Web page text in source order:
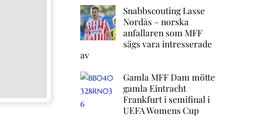
Snabbscouting Lasse
Nordås – norska
anfallaren som MFF
sägs vara intresserade
av
Gamla MFF Dam mötte
gamla Eintracht
Frankfurt i semifinal i
UEFA Womens Cup